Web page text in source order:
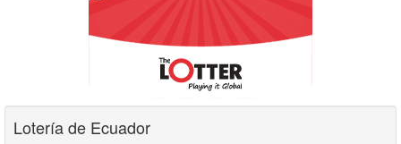
Lotería de Ecuador